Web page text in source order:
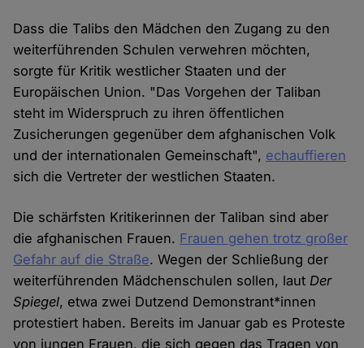
Dass die Talibs den Mädchen den Zugang zu den
weiterführenden Schulen verwehren möchten,
sorgte für Kritik westlicher Staaten und der
Europäischen Union. "Das Vorgehen der Taliban
steht im Widerspruch zu ihren öffentlichen
Zusicherungen gegenüber dem afghanischen Volk
und der internationalen Gemeinschaft", echauffieren
sich die Vertreter der westlichen Staaten.
Die schärfsten Kritikerinnen der Taliban sind aber
die afghanischen Frauen. Frauen gehen trotz großer
Gefahr auf die Straße. Wegen der Schließung der
weiterführenden Mädchenschulen sollen, lautDer
Spiegel, etwa zwei Dutzend Demonstrant*innen
protestiert haben. Bereits im Januar gab es Proteste
von jungen Frauen, die sich gegen das Tragen von